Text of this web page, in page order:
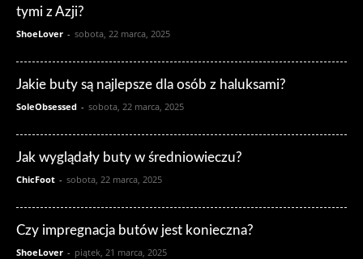
tymi z Azji?
ShoeLover - sobota, 22 marca, 2025
Jakie buty są najlepsze dla osób z haluksami?
SoleObsessed - sobota, 22 marca, 2025
Jak wyglądały buty w średniowieczu?
ChicFoot - sobota, 22 marca, 2025
Czy impregnacja butów jest konieczna?
ShoeLover - piątek, 21 marca, 2025